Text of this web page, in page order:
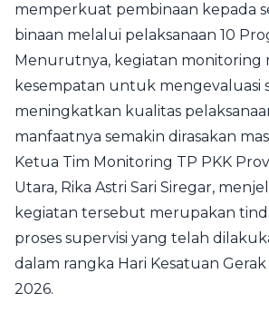
memperkuat pembinaan kepada
binaan melalui pelaksanaan 10
Menurutnya, kegiatan monitoring
kesempatan untuk mengevaluasi
meningkatkan kualitas
manfaatnya semakin dirasakan
Ketua Tim Monitoring TP PKK
Utara, Rika Astri Sari Siregar,
kegiatan tersebut merupakan
proses supervisi yang telah
dalam rangka Hari Kesatuan
2026.